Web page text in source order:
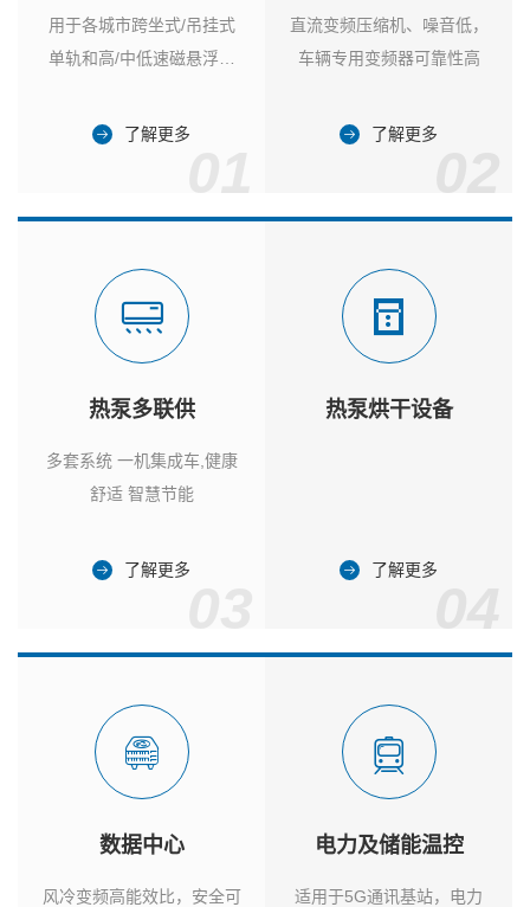
用于各城市跨坐式/吊挂式
单轨和高/中低速磁悬浮列
了解更多
直流变频压缩机、噪音低，
车辆专用变频器可靠性高
了解更多
热泵多联供
多套系统 一机集成车,健康
舒适 智慧节能
了解更多
热泵烘干设备
了解更多
数据中心
风冷变频高能效比，安全可
电力及储能温控
适用于5G通讯基站，电力